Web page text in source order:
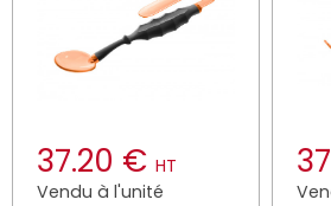
37.20 € HT
Vendu à l'unité